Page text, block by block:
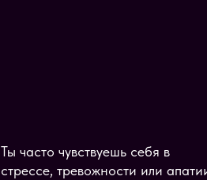
Ты часто чувствуешь себя в
стрессе, тревожности или